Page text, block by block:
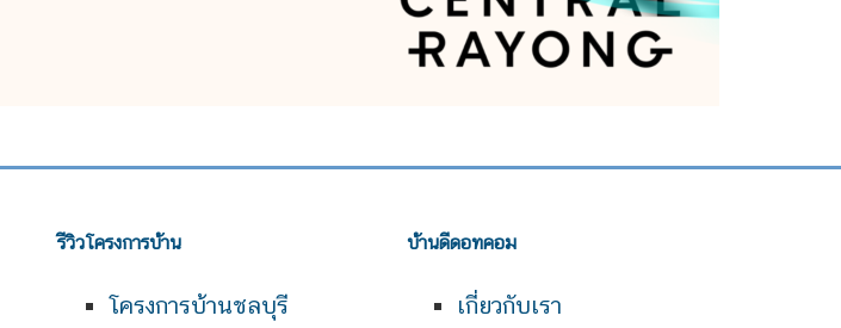
รีวิวโครงการบ้าน
โครงการบ้านชลบุรี
บ้านดีดอทคอม
เกี่ยวกับเรา